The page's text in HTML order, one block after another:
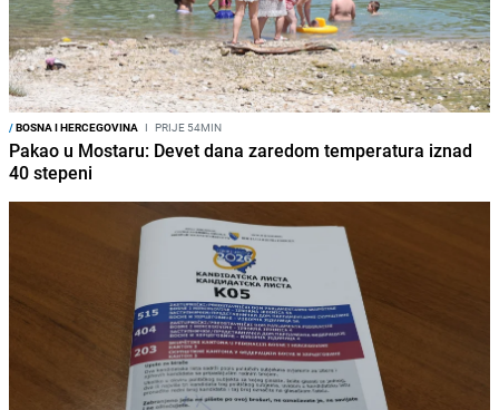
/BOSNA I HERCEGOVINA I PRIJE 54MIN
Pakao u Mostaru: Devet dana zaredom temperatura iznad
40 stepeni